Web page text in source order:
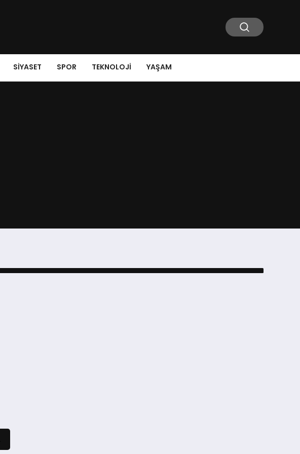
SIYASET SPOR TEKNOLOJI YAŞAM